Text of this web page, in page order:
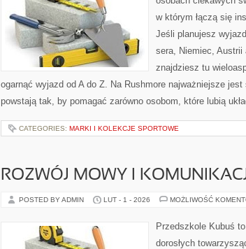
w którym łączą się
Jeśli planujesz
sera, Niemiec, Austrii
znajdziesz tu
ogarnąć wyjazd od A do Z. Na Rushmore najważniejsze
powstają tak, by pomagać zarówno osobom, które lubią
CATEGORIES: MARKI I KOLEKCJE SPORTOWE
ROZWÓJ MOWY I
POSTED BY ADMIN LUT - 1 - 2026 MOŻLIWOŚĆ
Przedszkole Kubuś
dorosłych